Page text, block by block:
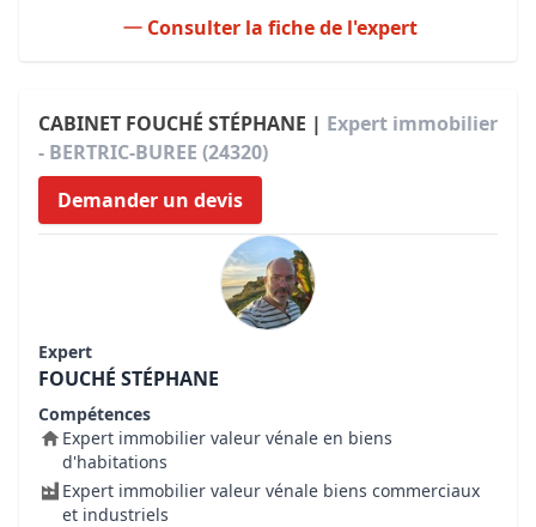
Consulter la fiche de l'expert
CABINET FOUCHÉ STÉPHANE | Expert immobilier
- BERTRIC-BUREE (24320)
Demander un devis
Expert
FOUCHÉ STÉPHANE
Compétences
Expert immobilier valeur vénale en biens
d'habitations
Expert immobilier valeur vénale biens commerciaux
et industriels